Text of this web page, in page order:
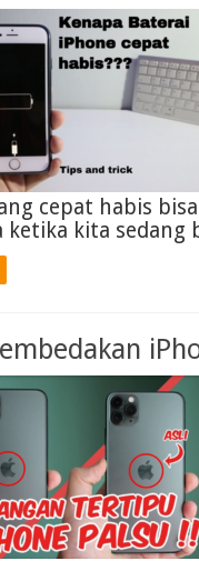
cepat habis
ketika kita sedang